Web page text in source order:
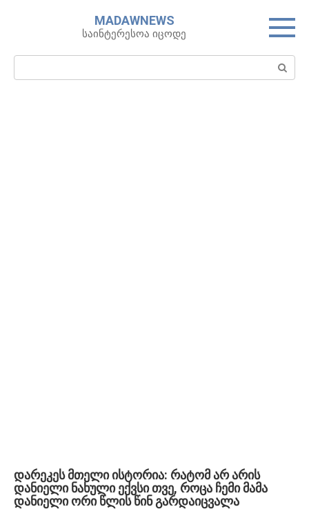
MADAWNEWS
საინტერესოა იცოდე
Search:
დარეკეს მთელი ისტორია: რატომ არ არის
დანიელი ნახული ექვსი თვე, როცა ჩემი მამა
დანიელი ორი წლის წინ გარდაიცვალა